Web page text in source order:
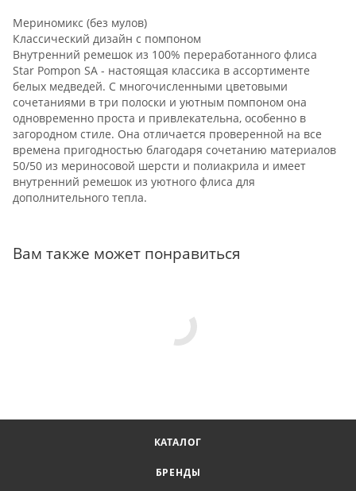
Мериномикс (без мулов)
Классический дизайн с помпоном
Внутренний ремешок из 100% переработанного флиса
Star Pompon SA - настоящая классика в ассортименте
белых медведей. С многочисленными цветовыми
сочетаниями в три полоски и уютным помпоном она
одновременно проста и привлекательна, особенно в
загородном стиле. Она отличается проверенной на все
времена пригодностью благодаря сочетанию материалов
50/50 из мериносовой шерсти и полиакрила и имеет
внутренний ремешок из уютного флиса для
дополнительного тепла.
Вам также может понравиться
КАТАЛОГ
БРЕНДЫ